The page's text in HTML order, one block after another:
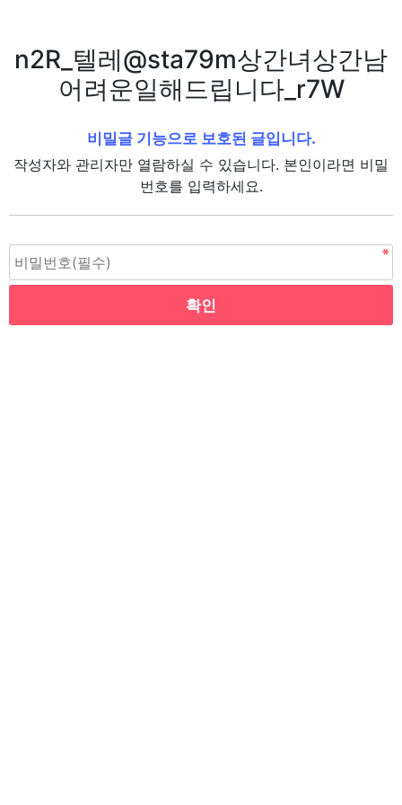
n2R_텔레@sta79m상간녀상간남
어려운일해드립니다_r7W
비밀글 기능으로 보호된 글입니다.
작성자와 관리자만 열람하실 수 있습니다. 본인이라면 비밀
번호를 입력하세요.